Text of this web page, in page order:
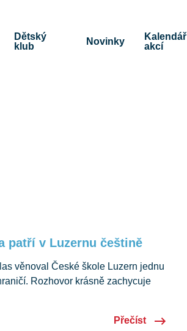
Dětský
klub
Novinky
Kalendář
akcí
patří v Luzernu češtině
věnoval České škole Luzern jednu
Rozhovor krásně zachycuje
Přečíst